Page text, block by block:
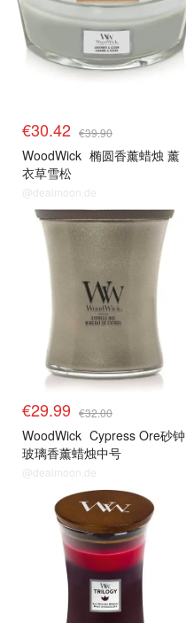
€30.42 €39.90
WoodWick 椭圆香薰蜡烛 薰
衣草雪松
@dealmoon.de
€29.99 €32.00
WoodWick Cypress Ore砂钟
玻璃香薰蜡烛中号
@dealmoon.de